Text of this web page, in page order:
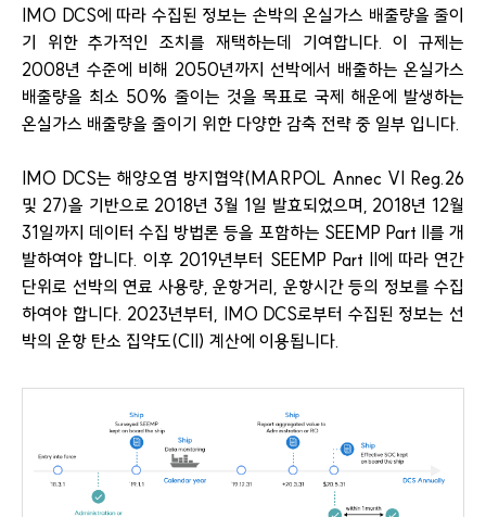
IMO DCS에 따라 수집된 정보는 손박의 온실가스 배출량을 줄이
기 위한 추가적인 조치를 재택하는데 기여합니다. 이 규제는
2008년 수준에 비해 2050년까지 선박에서 배출하는 온실가스
배출량을 최소 50% 줄이는 것을 목표로 국제 해운에 발생하는
온실가스 배출량을 줄이기 위한 다양한 감축 전략 중 일부 입니다.
IMO DCS는 해양오염 방지협약(MARPOL Annec VI Reg.26
및 27)을 기반으로 2018년 3월 1일 발효되었으며, 2018년 12월
31일까지 데이터 수집 방법론 등을 포함하는 SEEMP Part II를 개
발하여야 합니다. 이후 2019년부터 SEEMP Part II에 따라 연간
단위로 선박의 연료 사용량, 운항거리, 운항시간 등의 정보를 수집
하여야 합니다. 2023년부터, IMO DCS로부터 수집된 정보는 선
박의 운항 탄소 집약도(CII) 계산에 이용됩니다.